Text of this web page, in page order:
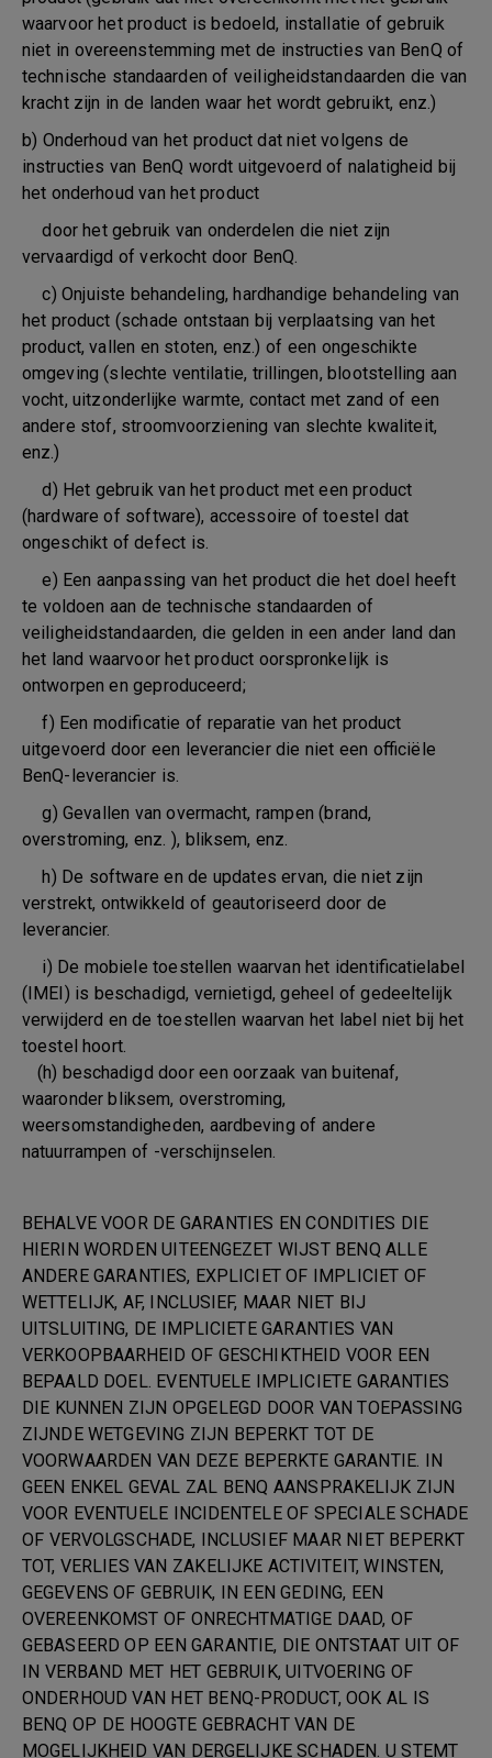
waarvoor het product is bedoeld, installatie of gebruik
niet in overeenstemming met de instructies van BenQ of
technische standaarden of veiligheidstandaarden die van
kracht zijn in de landen waar het wordt gebruikt, enz.)
b) Onderhoud van het product dat niet volgens de
instructies van BenQ wordt uitgevoerd of nalatigheid bij
het onderhoud van het product
door het gebruik van onderdelen die niet zijn
vervaardigd of verkocht door BenQ.
c) Onjuiste behandeling, hardhandige behandeling van
het product (schade ontstaan bij verplaatsing van het
product, vallen en stoten, enz.) of een ongeschikte
omgeving (slechte ventilatie, trillingen, blootstelling aan
vocht, uitzonderlijke warmte, contact met zand of een
andere stof, stroomvoorziening van slechte kwaliteit,
enz.)
d) Het gebruik van het product met een product
(hardware of software), accessoire of toestel dat
ongeschikt of defect is.
e) Een aanpassing van het product die het doel heeft
te voldoen aan de technische standaarden of
veiligheidstandaarden, die gelden in een ander land dan
het land waarvoor het product oorspronkelijk is
ontworpen en geproduceerd;
f) Een modificatie of reparatie van het product
uitgevoerd door een leverancier die niet een officiële
BenQ-leverancier is.
g) Gevallen van overmacht, rampen (brand,
overstroming, enz. ), bliksem, enz.
h) De software en de updates ervan, die niet zijn
verstrekt, ontwikkeld of geautoriseerd door de
leverancier.
i) De mobiele toestellen waarvan het identificatielabel
(IMEI) is beschadigd, vernietigd, geheel of gedeeltelijk
verwijderd en de toestellen waarvan het label niet bij het
toestel hoort.
(h) beschadigd door een oorzaak van buitenaf,
waaronder bliksem, overstroming,
weersomstandigheden, aardbeving of andere
natuurrampen of -verschijnselen.
BEHALVE VOOR DE GARANTIES EN CONDITIES DIE
HIERIN WORDEN UITEENGEZET WIJST BENQ ALLE
ANDERE GARANTIES, EXPLICIET OF IMPLICIET OF
WETTELIJK, AF, INCLUSIEF, MAAR NIET BIJ
UITSLUITING, DE IMPLICIETE GARANTIES VAN
VERKOOPBAARHEID OF GESCHIKTHEID VOOR EEN
BEPAALD DOEL. EVENTUELE IMPLICIETE GARANTIES
DIE KUNNEN ZIJN OPGELEGD DOOR VAN TOEPASSING
ZIJNDE WETGEVING ZIJN BEPERKT TOT DE
VOORWAARDEN VAN DEZE BEPERKTE GARANTIE. IN
GEEN ENKEL GEVAL ZAL BENQ AANSPRAKELIJK ZIJN
VOOR EVENTUELE INCIDENTELE OF SPECIALE SCHADE
OF VERVOLGSCHADE, INCLUSIEF MAAR NIET BEPERKT
TOT, VERLIES VAN ZAKELIJKE ACTIVITEIT, WINSTEN,
GEGEVENS OF GEBRUIK, IN EEN GEDING, EEN
OVEREENKOMST OF ONRECHTMATIGE DAAD, OF
GEBASEERD OP EEN GARANTIE, DIE ONTSTAAT UIT OF
IN VERBAND MET HET GEBRUIK, UITVOERING OF
ONDERHOUD VAN HET BENQ-PRODUCT, OOK AL IS
BENQ OP DE HOOGTE GEBRACHT VAN DE
MOGELIJKHEID VAN DERGELIJKE SCHADEN. U STEMT